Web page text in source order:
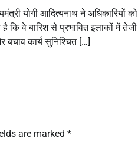
योगी आदित्यनाथ ने अधिकारियों को
है कि वे बारिश से प्रभावित इलाकों में तेजी
बचाव कार्य सुनिश्चित […]
are marked *